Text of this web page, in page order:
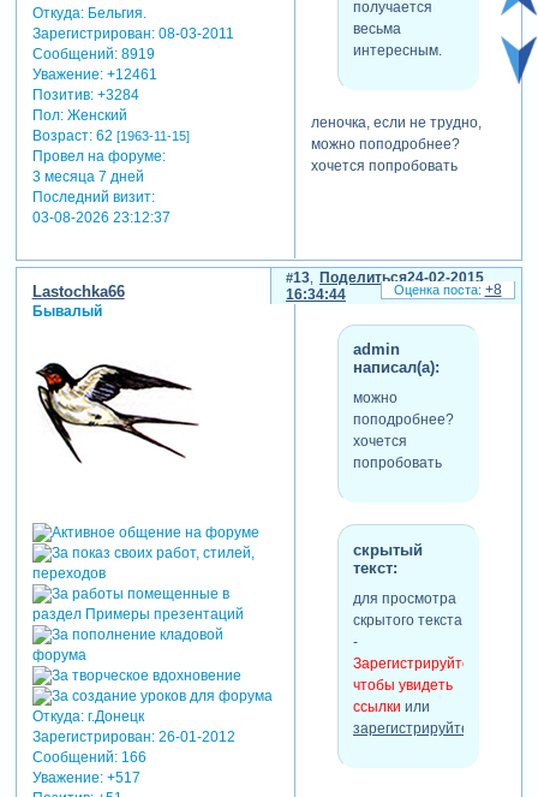
Откуда:Бельгия.
Зарегистрирован: 08-03-2011
Сообщений:8919
Уважение: +12461
Позитив: +3284
Пол:Женский
Возраст:62 [1963-11-15]
Провел на форуме:
3 месяца 7 дней
Последний визит:
03-08-2026 23:12:37
получается
весьма
интересным.
леночка, если не трудно,
можно поподробнее?
хочется попробовать
Поделиться
13
24-02-2015
16:34:44
Lastochka66
Бывалый
Откуда:г.Донецк
Зарегистрирован: 26-01-2012
Сообщений:166
Уважение: +517
admin
написал(а):
можно
поподробнее?
хочется
попробовать
скрытый
текст:
для просмотра
скрытого текста
-
Зарегистрируйтесь,
чтобы увидеть
ссылки или
зарегистрируйтесь
+8